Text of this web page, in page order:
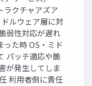
ラクチャアズア
ルウェア層に対
弱性対応が遅れ
った時 OS・ミド
パッチ適応や脆
が発生してしま
利用者側に責任